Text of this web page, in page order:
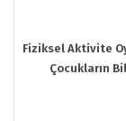
Fiziksel Aktivite
Çocukların